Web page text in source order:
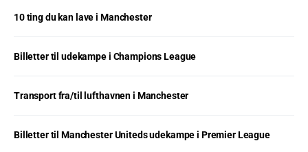
10 ting du kan lave i Manchester
Billetter til udekampe i Champions League
Transport fra/til lufthavnen i Manchester
Billetter til Manchester Uniteds udekampe i Premier League